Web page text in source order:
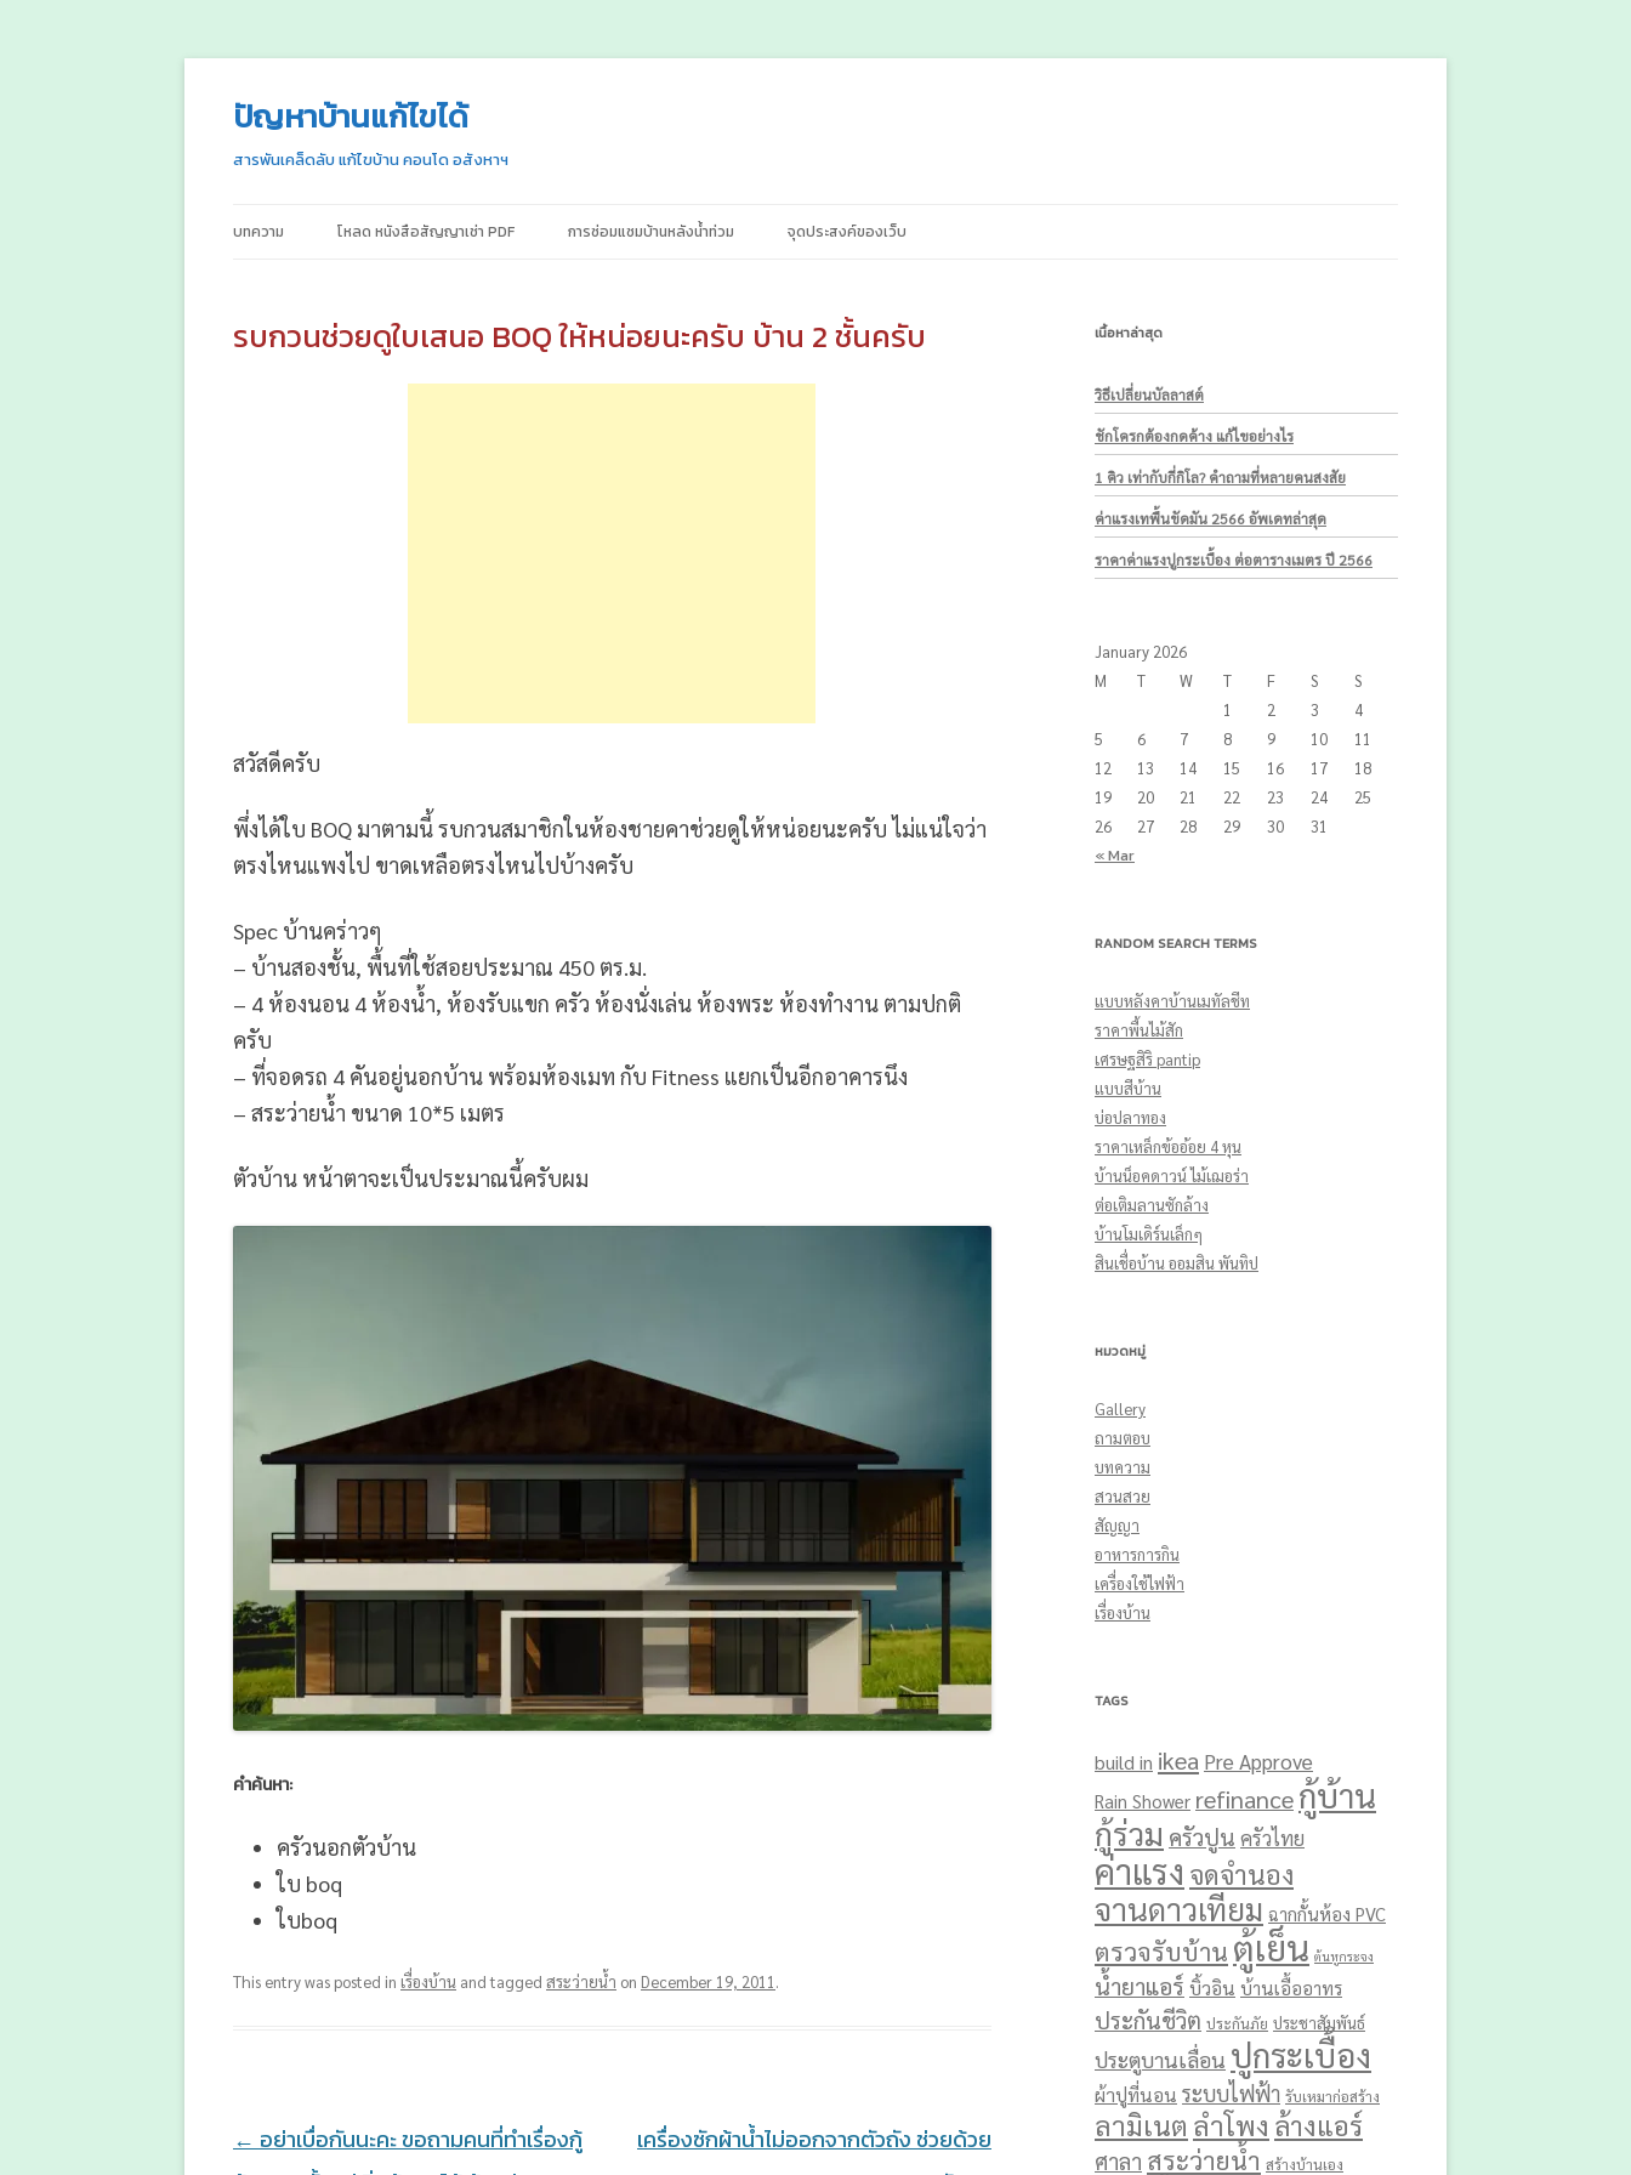
ปัญหาบ้านแก้ไขได้
สารพันเคล็ดลับ แก้ไขบ้าน คอนโด อสังหาฯ
Skip
บทความ โหลด หนังสือสัญญาเช่า PDF การซ่อมแซมบ้านหลังน้ำท่วม จุดประสงค์ของเว็บ
รบกวนช่วยดูใบเสนอ BOQ ให้หน่อยนะครับ บ้าน 2 ชั้นครับ
สวัสดีครับ
พึ่งได้ใบ BOQ มาตามนี้ รบกวนสมาชิกในห้องชายคาช่วยดูให้หน่อยนะครับ ไม่แน่ใจว่า
ตรงไหนแพงไป ขาดเหลือตรงไหนไปบ้างครับ
Spec บ้านคร่าวๆ
– บ้านสองชั้น, พื้นที่ใช้สอยประมาณ 450 ตร.ม.
– 4 ห้องนอน 4 ห้องน้ำ, ห้องรับแขก ครัว ห้องนั่งเล่น ห้องพระ ห้องทำงาน ตามปกติ
ครับ
– ที่จอดรถ 4 คันอยู่นอกบ้าน พร้อมห้องเมท กับ Fitness แยกเป็นอีกอาคารนึง
– สระว่ายน้ำ ขนาด 10*5 เมตร
ตัวบ้าน หน้าตาจะเป็นประมาณนี้ครับผม
คำค้นหา:
ครัวนอกตัวบ้าน
ใบ boq
ใบboq
This entry was posted in เรื่องบ้าน and tagged สระว่ายน้ำ on December 19, 2011 .
Post
← อย่าเบื่อกันนะคะ ขอถามคนที่ทำเรื่องกู้
เครื่องซักผ้าน้ำไม่ออกจากตัวถัง ช่วยด้วย
เนื้อหาล่าสุด
วิธีเปลี่ยนบัลลาสต์
ชักโครกต้องกดค้าง แก้ไขอย่างไร
1 คิว เท่ากับกี่กิโล? คำถามที่หลายคนสงสัย
ค่าแรงเทพื้นขัดมัน 2566 อัพเดทล่าสุด
ราคาค่าแรงปูกระเบื้อง ต่อตารางเมตร ปี 2566
January 2026
M
T W T F S
S
1
2 3
4
5
6 7 8 9 10
11
12
13 14 15 16 17
18
19
20 21 22 23 24
25
26
27 28 29 30 31
« Mar
RANDOM SEARCH TERMS
แบบหลังคาบ้านเมทัลชีท
ราคาพื้นไม้สัก
เศรษฐสิริ pantip
แบบสีบ้าน
บ่อปลาทอง
ราคาเหล็กข้ออ้อย 4 หุน
บ้านน็อคดาวน์ ไม้เฌอร่า
ต่อเติมลานซักล้าง
บ้านโมเดิร์นเล็กๆ
สินเชื่อบ้าน ออมสิน พันทิป
หมวดหมู่
Gallery
ถามตอบ
บทความ
สวนสวย
สัญญา
อาหารการกิน
เครื่องใช้ไฟฟ้า
เรื่องบ้าน
TAGS
build in ikea Pre Approve
Rain Shower refinanceกู้บ้าน
กู้ร่วม ครัวปูน ครัวไทย
ค่าแรง จดจำนอง
จานดาวเทียม ฉากกั้นห้อง PVC
ตรวจรับบ้าน ตู้เย็น ต้นหูกระจง
น้ำยาแอร์ บิ้วอิน บ้านเอื้ออาทร
ประกันชีวิต ประกันภัย ประชาสัมพันธ์
ประตูบานเลื่อน ปูกระเบื้อง
ผ้าปูที่นอน ระบบไฟฟ้า รับเหมาก่อสร้าง
ลามิเนต ลำโพง ล้างแอร์
ศาลา สระว่ายน้ำ สร้างบ้านเอง